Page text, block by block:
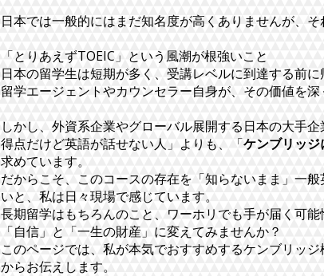
日本では一般的にはまだ知名度が高くありませんが、そ
「とりあえずTOEIC」という風潮が根強いこと
日本の留学生は短期が多く、受講レベルに到達する前
留学エージェントやカウンセラー自身が、その価値を
しかし、外資系企業やグローバル展開する日本の大手
得点だけど英語が話せない人」よりも、「ケンブリッ
求めています。
だからこそ、このコースの存在を「知らないまま」一
いと、私は日々現場で感じています。
長期留学はもちろんのこと、ワーホリでも手が届く可
「自信」と「一生の財産」に変えてみませんか？
このページでは、私が本気でおすすめするケンブリッ
からお伝えします。